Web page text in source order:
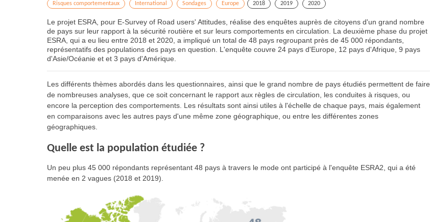
Risques comportementaux International Sondages Europe 2018 2019 2020
Le projet ESRA, pour E-Survey of Road users' Attitudes, réalise des enquêtes auprès de citoyens d'un grand nombre
de pays sur leur rapport à la sécurité routière et sur leurs comportements en circulation. La deuxième phase du projet
ESRA, qui a eu lieu entre 2018 et 2020, a impliqué un total de 48 pays regroupant près de 45 000 répondants,
représentatifs des populations des pays en question. L'enquête couvre 24 pays d'Europe, 12 pays d'Afrique, 9 pays
d'Asie/Océanie et et 3 pays d'Amérique.
Les différents thèmes abordés dans les questionnaires, ainsi que le grand nombre de pays étudiés permettent de faire
de nombreuses analyses, que ce soit concernant le rapport aux règles de circulation, les conduites à risques, ou
encore la perception des comportements. Les résultats sont ainsi utiles à l'échelle de chaque pays, mais également
en comparaisons avec les autres pays d'une même zone géographique, ou entre les différentes zones
géographiques.
Quelle est la population étudiée ?
Un peu plus 45 000 répondants représentant 48 pays à travers le mode ont participé à l'enquête ESRA2, qui a été
menée en 2 vagues (2018 et 2019).